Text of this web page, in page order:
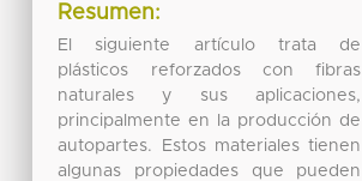
Resumen:
El siguiente artículo trata de
plásticos reforzados con fibras
naturales y sus aplicaciones,
principalmente en la producción de
autopartes. Estos materiales tienen
algunas propiedades que pueden